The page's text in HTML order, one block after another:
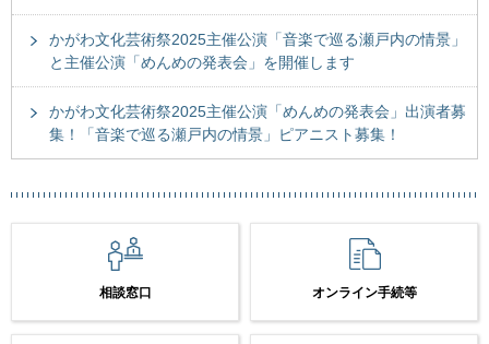
かがわ文化芸術祭2025主催公演「音楽で巡る瀬戸内の情景」
と主催公演「めんめの発表会」を開催します
かがわ文化芸術祭2025主催公演「めんめの発表会」出演者募
集！「音楽で巡る瀬戸内の情景」ピアニスト募集！
相談窓口 オンライン手続等